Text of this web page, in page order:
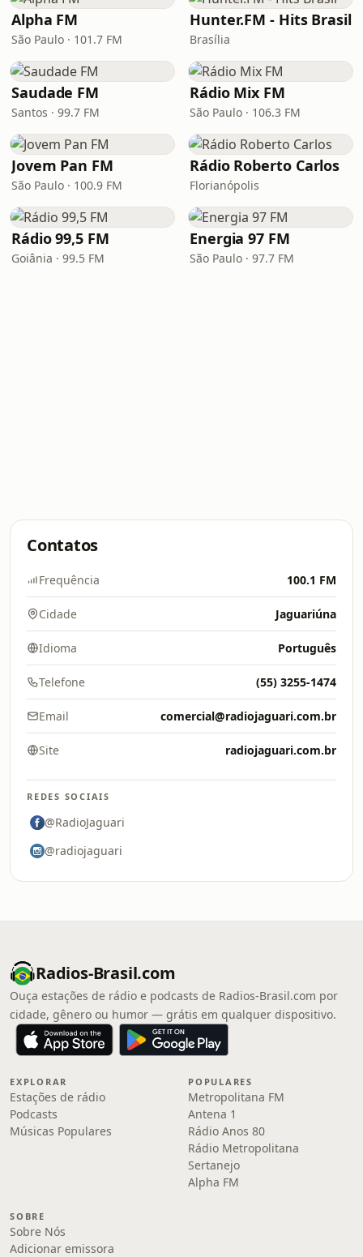
Alpha FM
São Paulo · 101.7 FM
Hunter.FM - Hits Brasil
Brasília
Saudade FM
Santos · 99.7 FM
Rádio Mix FM
São Paulo · 106.3 FM
Jovem Pan FM
São Paulo · 100.9 FM
Rádio Roberto Carlos
Florianópolis
Rádio 99,5 FM
Goiânia · 99.5 FM
Energia 97 FM
São Paulo · 97.7 FM
Contatos
Frequência 100.1 FM
Cidade Jaguariúna
Idioma Português
Telefone (55) 3255-1474
Email comercial@radiojaguari.com.br
Site radiojaguari.com.br
REDES SOCIAIS
@RadioJaguari
@radiojaguari
Radios-Brasil.com
Ouça estações de rádio e podcasts de Radios-Brasil.com por
cidade, gênero ou humor — grátis em qualquer dispositivo.
EXPLORAR
Estações de rádio
Podcasts
Músicas Populares
POPULARES
Metropolitana FM
Antena 1
Rádio Anos 80
Rádio Metropolitana
Sertanejo
Alpha FM
SOBRE
Sobre Nós
Adicionar emissora